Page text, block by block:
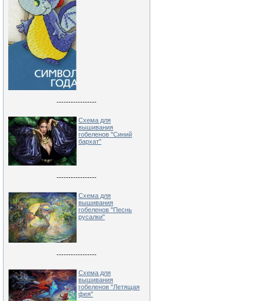
-----------------
Схема для
вышивания
гобеленов "Синий
бархат"
-----------------
Схема для
вышивания
гобеленов "Песнь
русалки"
-----------------
Схема для
вышивания
гобеленов "Летящая
фея"